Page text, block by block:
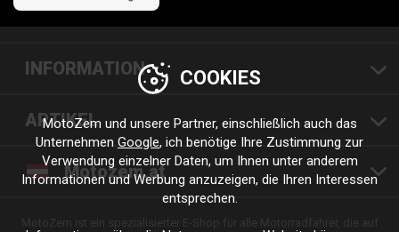
INFORMATION
ARTIKEL
Motozem.at
COOKIES
MotoZem und unsere Partner, einschließlich auch das
Unternehmen Google, ich benötige Ihre Zustimmung zur
Verwendung einzelner Daten, um Ihnen unter anderem
Informationen und Werbung anzuzeigen, die Ihren Interessen
entsprechen.